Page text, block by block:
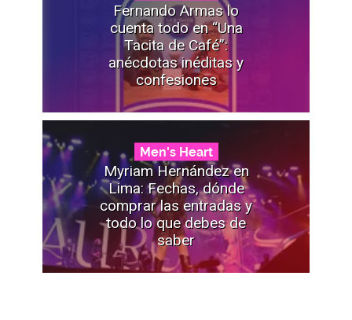
Fernando Armas lo
cuenta todo en “Una
Tacita de Café”:
anécdotas inéditas y
confesiones
Men's Heart
Myriam Hernández en
Lima: Fechas, dónde
comprar las entradas y
todo lo que debes de
saber